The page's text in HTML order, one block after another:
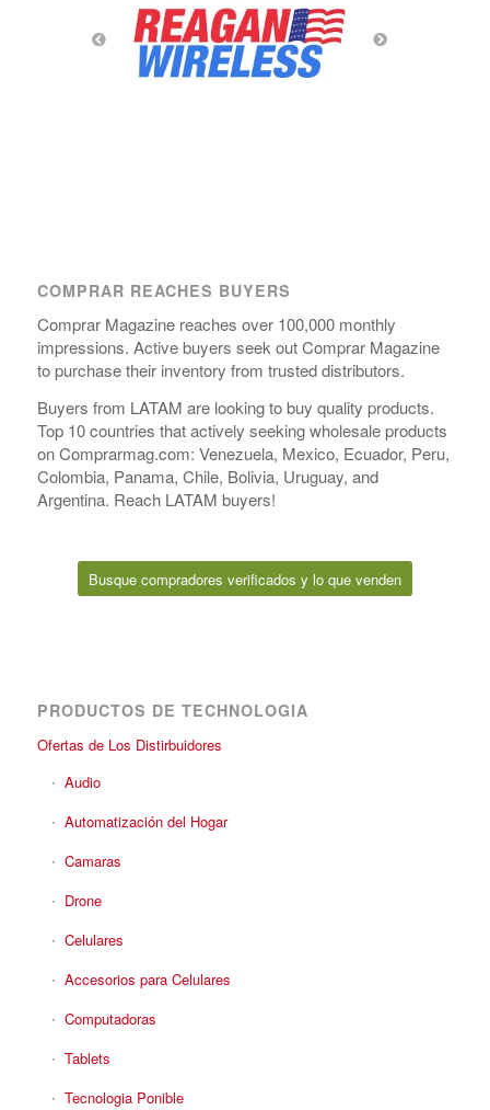
COMPRAR REACHES BUYERS
Comprar Magazine reaches over 100,000 monthly
impressions. Active buyers seek out Comprar Magazine
to purchase their inventory from trusted distributors.
Buyers from LATAM are looking to buy quality products.
Top 10 countries that actively seeking wholesale products
on Comprarmag.com: Venezuela, Mexico, Ecuador, Peru,
Colombia, Panama, Chile, Bolivia, Uruguay, and
Argentina. Reach LATAM buyers!
Busque compradores verificados y lo que venden
PRODUCTOS DE TECHNOLOGIA
Ofertas de Los Distirbuidores
Audio
Automatización del Hogar
Camaras
Drone
Celulares
Accesorios para Celulares
Computadoras
Tablets
Tecnologia Ponible